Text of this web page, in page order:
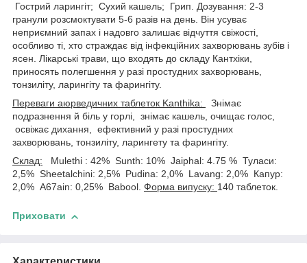
Гострий ларингіт; Сухий кашель; Грип. Дозування: 2-3
гранули розсмоктувати 5-6 разів на день. Він усуває
неприємний запах і надовго залишає відчуття свіжості,
особливо ті, хто страждає від інфекційних захворювань зубів і
ясен. Лікарські трави, що входять до складу Кантхіки,
приносять полегшення у разі простудних захворювань,
тонзиліту, ларингіту та фарингіту.
Переваги аюрведичних таблеток Kanthika:
Знімає
подразнення й біль у горлі, знімає кашель, очищає голос,
освіжає дихання, ефективний у разі простудних
захворювань, тонзиліту, ларингету та фарингіту.
Склад: Mulethi : 42% Sunth: 10% Jaiphal: 4.75 % Туласи:
2,5% Sheetalchini: 2,5% Pudina: 2,0% Lavang: 2,0% Капур:
2,0% A67ain: 0,25% Babool. Форма випуску: 140 таблеток.
Приховати